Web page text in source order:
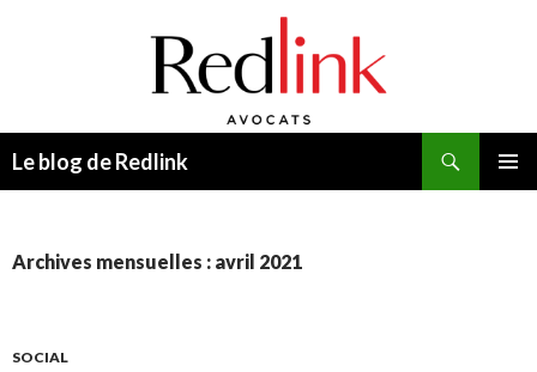
Le blog de Redlink
Archives mensuelles : avril 2021
SOCIAL